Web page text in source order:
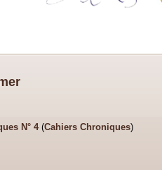
N° 4(Cahiers Chroniques)